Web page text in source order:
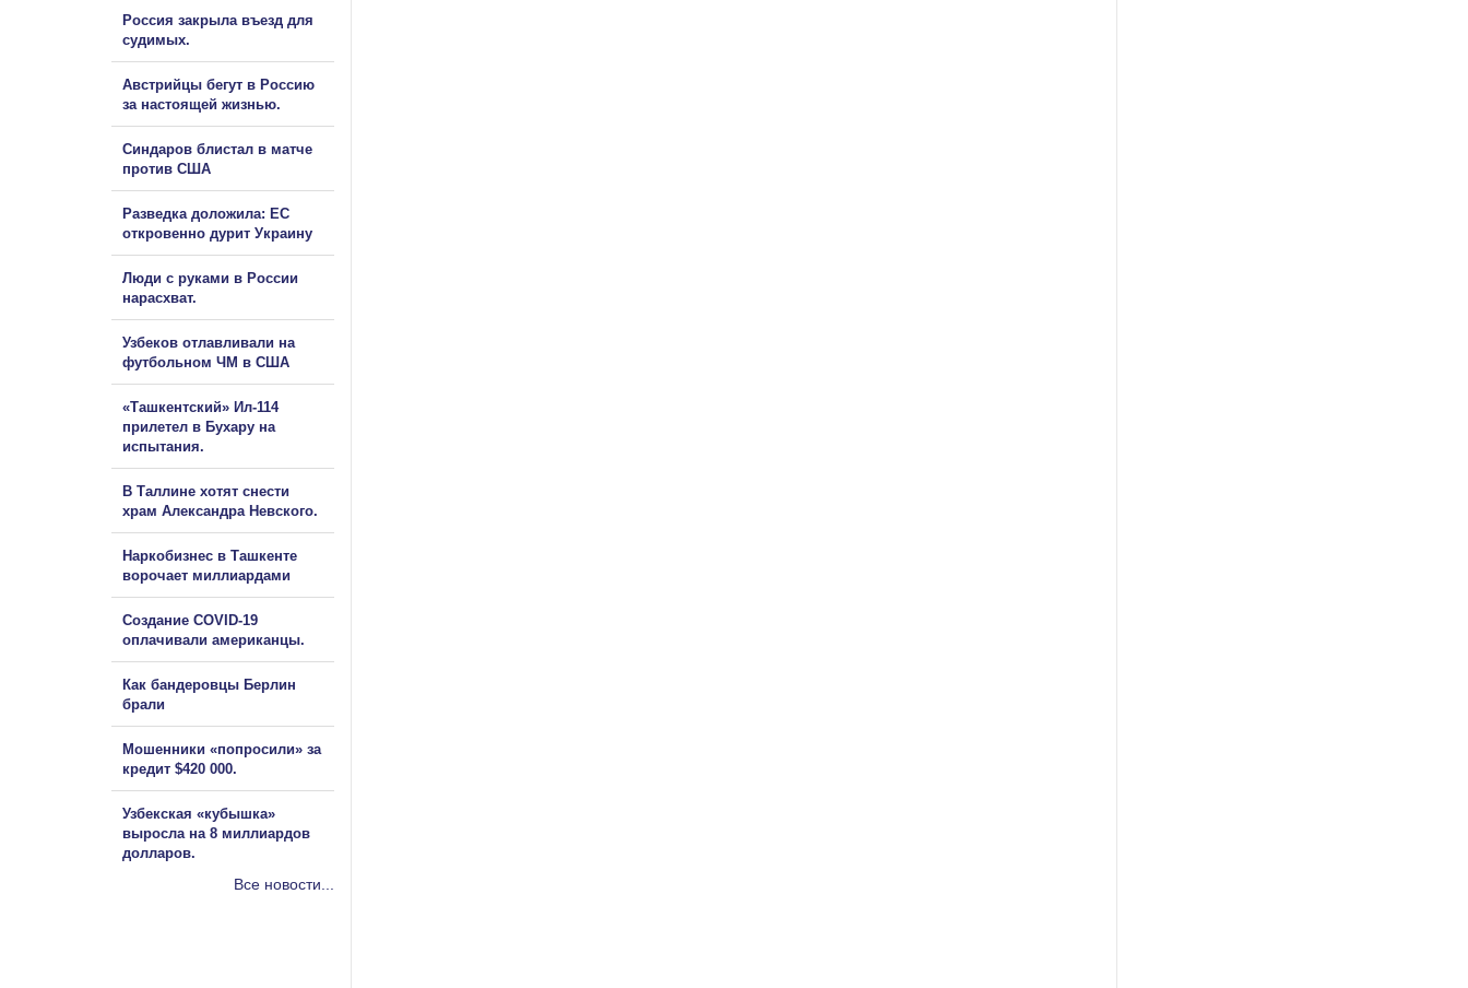
Россия закрыла въезд для
судимых.
Австрийцы бегут в Россию
за настоящей жизнью.
Синдаров блистал в матче
против США
Разведка доложила: ЕС
откровенно дурит Украину
Люди с руками в России
нарасхват.
Узбеков отлавливали на
футбольном ЧМ в США
«Ташкентский» Ил-114
прилетел в Бухару на
испытания.
В Таллине хотят снести
храм Александра Невского.
Наркобизнес в Ташкенте
ворочает миллиардами
Создание COVID-19
оплачивали американцы.
Как бандеровцы Берлин
брали
Мошенники «попросили» за
кредит $420 000.
Узбекская «кубышка»
выросла на 8 миллиардов
долларов.
Все новости...